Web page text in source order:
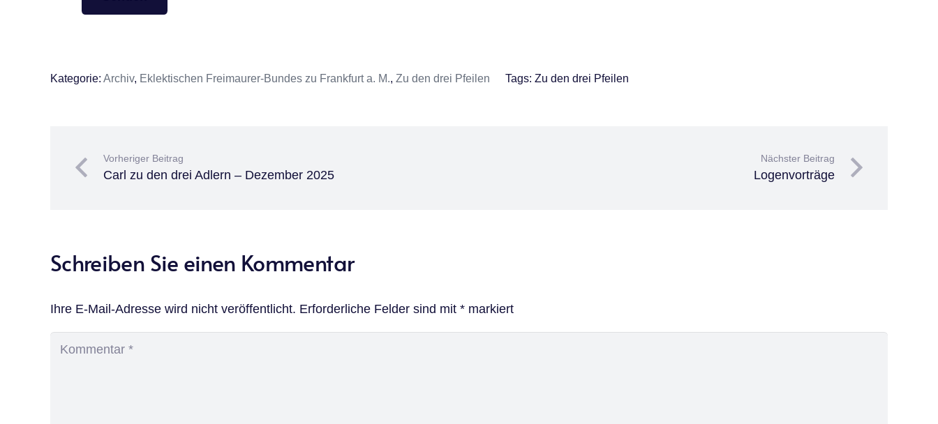
Kategorie: Archiv, Eklektischen Freimaurer-Bundes zu Frankfurt a. M., Zu den drei Pfeilen Tags: Zu den drei Pfeilen
Vorheriger Beitrag
Carl zu den drei Adlern – Dezember 2025
Nächster Beitrag
Logenvorträge
Schreiben Sie einen Kommentar
Ihre E-Mail-Adresse wird nicht veröffentlicht. Erforderliche Felder sind mit * markiert